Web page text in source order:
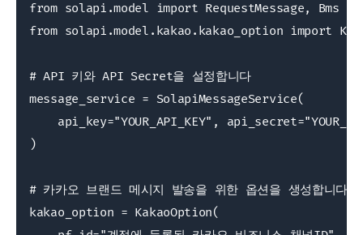
from solapi.model import RequestMessage, Bms
from solapi.model.kakao.kakao_option import
# API 키와 API Secret을 설정합니다
message_service = SolapiMessageService(
api_key="YOUR_API_KEY",
)
# 카카오 브랜드 메시지 발송을 위한 옵션을 생성합니다.
kakao_option = KakaoOption(